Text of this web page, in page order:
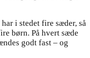
i stedet fire sæder, så
børn. På hvert sæde
godt fast – og